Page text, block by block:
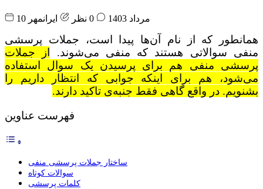
10 مرداد 1403 ایرانمهر
همانطور که از نام آن‌ها پیدا است، جملات پرسشی
منفی سوالاتی هستند که منفی می‌شوند.
از جملات
پرسشی منفی هم برای پرسیدن یک سوال استفاده
می‌شود، هم برای اینکه جوابی که انتظار داریم را
بشنویم. در واقع گاهی فقط جنبه‌ی تاکید دارند.
فهرست عناوین
ساختار جملات پرسشی منفی
سوالات کوتاه
کلمات پرسشی